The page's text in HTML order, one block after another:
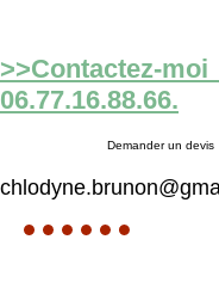
>>Contactez-
06.77.16.88.66.
Demander un devis